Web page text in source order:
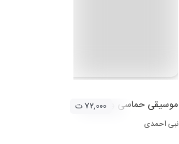
موسیقی حماسی و آیینی مازندران
نبی احمدی
۷۲,۰۰۰ ت